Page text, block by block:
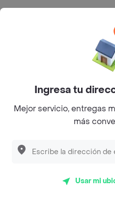
Bogotá D.C. ---
Ingresa tu
Mejor servicio, entregas
más
Usar mi